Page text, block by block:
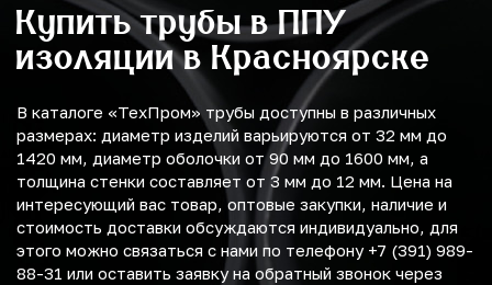
Купить трубы в ППУ
изоляции в Красноярске
В каталоге «ТехПром» трубы доступны в различных
размерах: диаметр изделий варьируются от 32 мм до
1420 мм, диаметр оболочки от 90 мм до 1600 мм, а
толщина стенки составляет от 3 мм до 12 мм. Цена на
интересующий вас товар, оптовые закупки, наличие и
стоимость доставки обсуждаются индивидуально, для
этого можно связаться с нами по телефону +7 (391) 989-
88-31 или оставить заявку на обратный звонок через